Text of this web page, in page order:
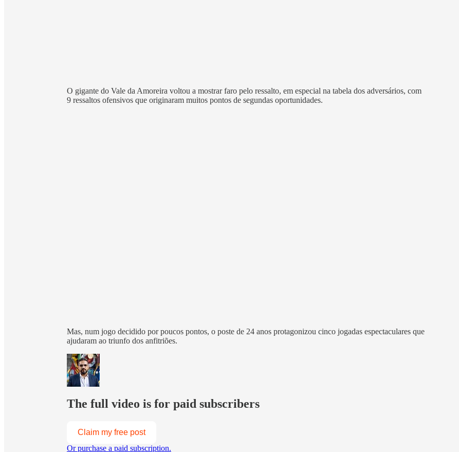
O gigante do Vale da Amoreira voltou a mostrar faro pelo ressalto, em especial na tabela dos adversários, com
9 ressaltos ofensivos que originaram muitos pontos de segundas oportunidades.
Mas, num jogo decidido por poucos pontos, o poste de 24 anos protagonizou cinco jogadas espectaculares que
ajudaram ao triunfo dos anfitriões.
The full video is for paid subscribers
Claim my free post
Or purchase a paid subscription.